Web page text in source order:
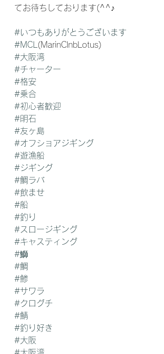
てお待ちしております(^^♪
#いつもありがとうございます
#MCL (MarinClnbLotus)
#大阪湾
#チャーター
#格安
#乗合
#初心者歓迎
#明石
#友ヶ島
#オフショアジギング
#遊漁船
#ジギング
#鯛ラバ
#飲ませ
#船
#釣り
#スロージギング
#キャスティング
#鰤
#鯛
#鯵
#サワラ
#クログチ
#鯖
#釣り好き
#大阪